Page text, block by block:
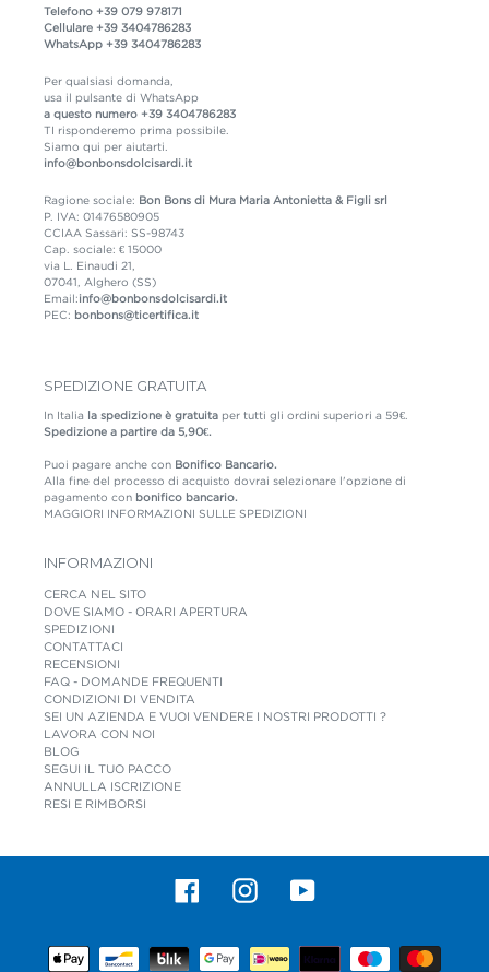
Telefono +39 079 978171
Cellulare +39 3404786283
WhatsApp +39 3404786283
Per qualsiasi domanda,
usa il pulsante di WhatsApp
a questo numero +39 3404786283
TI risponderemo prima possibile.
Siamo qui per aiutarti.
info@bonbonsdolcisardi.it
Ragione sociale: Bon Bons di Mura Maria Antonietta & Figli srl
P. IVA: 01476580905
CCIAA Sassari: SS-98743
Cap. sociale: € 15000
via L. Einaudi 21,
07041, Alghero (SS)
Email:info@bonbonsdolcisardi.it
PEC: bonbons@ticertifica.it
SPEDIZIONE GRATUITA
In Italia la spedizione è gratuita per tutti gli ordini superiori a 59€.
Spedizione a partire da 5,90€.
Puoi pagare anche con Bonifico Bancario.
Alla fine del processo di acquisto dovrai selezionare l'opzione di
pagamento con bonifico bancario.
MAGGIORI INFORMAZIONI SULLE SPEDIZIONI
INFORMAZIONI
CERCA NEL SITO
DOVE SIAMO - ORARI APERTURA
SPEDIZIONI
CONTATTACI
RECENSIONI
FAQ - DOMANDE FREQUENTI
CONDIZIONI DI VENDITA
SEI UN AZIENDA E VUOI VENDERE I NOSTRI PRODOTTI ?
LAVORA CON NOI
BLOG
SEGUI IL TUO PACCO
ANNULLA ISCRIZIONE
RESI E RIMBORSI
FacebookInstagram YouTube
di